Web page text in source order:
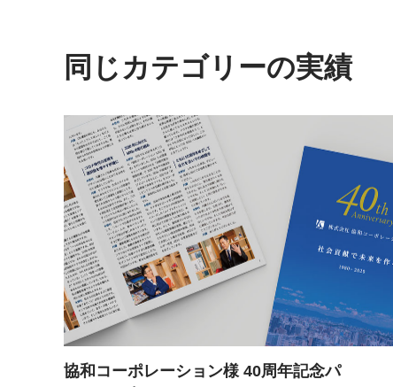
同じカテゴリーの実績
協和コーポレーション様 40周年記念パ